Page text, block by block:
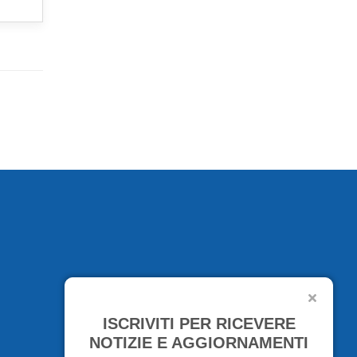
ISCRIVITI PER RICEVERE
NOTIZIE E AGGIORNAMENTI